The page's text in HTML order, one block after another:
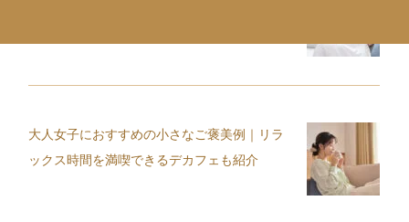
大人女子におすすめの小さなご褒美例｜リラ
ックス時間を満喫できるデカフェも紹介